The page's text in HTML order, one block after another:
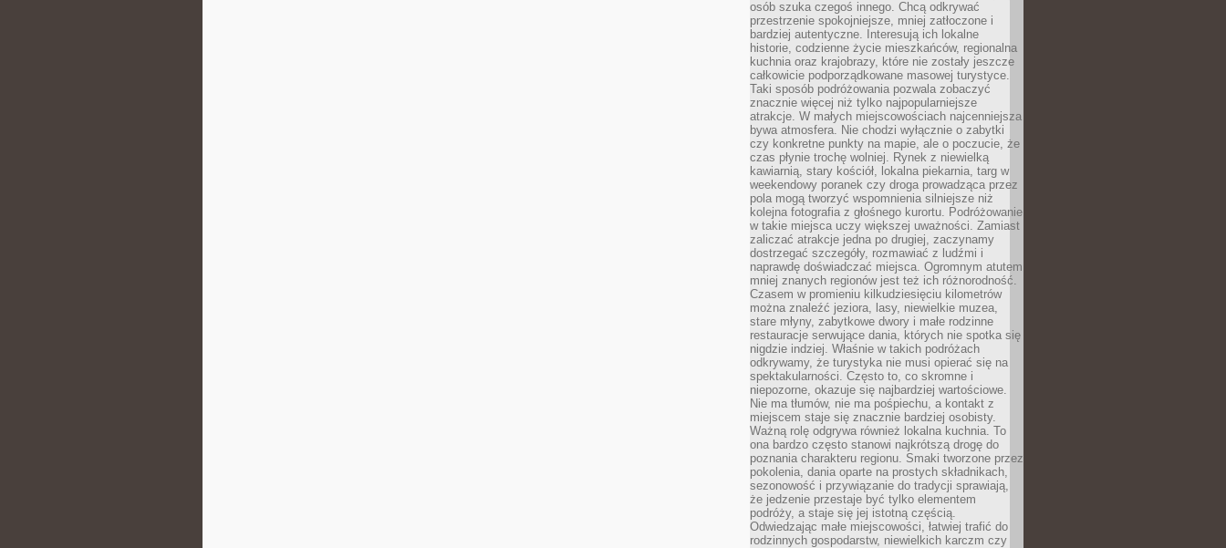
osób szuka czegoś innego. Chcą odkrywać
przestrzenie spokojniejsze, mniej zatłoczone i
bardziej autentyczne. Interesują ich lokalne
historie, codzienne życie mieszkańców, regionalna
kuchnia oraz krajobrazy, które nie zostały jeszcze
całkowicie podporządkowane masowej turystyce.
Taki sposób podróżowania pozwala zobaczyć
znacznie więcej niż tylko najpopularniejsze
atrakcje. W małych miejscowościach najcenniejsza
bywa atmosfera. Nie chodzi wyłącznie o zabytki
czy konkretne punkty na mapie, ale o poczucie, że
czas płynie trochę wolniej. Rynek z niewielką
kawiarnią, stary kościół, lokalna piekarnia, targ w
weekendowy poranek czy droga prowadząca przez
pola mogą tworzyć wspomnienia silniejsze niż
kolejna fotografia z głośnego kurortu. Podróżowanie
w takie miejsca uczy większej uważności. Zamiast
zaliczać atrakcje jedna po drugiej, zaczynamy
dostrzegać szczegóły, rozmawiać z ludźmi i
naprawdę doświadczać miejsca. Ogromnym atutem
mniej znanych regionów jest też ich różnorodność.
Czasem w promieniu kilkudziesięciu kilometrów
można znaleźć jeziora, lasy, niewielkie muzea,
stare młyny, zabytkowe dwory i małe rodzinne
restauracje serwujące dania, których nie spotka się
nigdzie indziej. Właśnie w takich podróżach
odkrywamy, że turystyka nie musi opierać się na
spektakularności. Często to, co skromne i
niepozorne, okazuje się najbardziej wartościowe.
Nie ma tłumów, nie ma pośpiechu, a kontakt z
miejscem staje się znacznie bardziej osobisty.
Ważną rolę odgrywa również lokalna kuchnia. To
ona bardzo często stanowi najkrótszą drogę do
poznania charakteru regionu. Smaki tworzone przez
pokolenia, dania oparte na prostych składnikach,
sezonowość i przywiązanie do tradycji sprawiają,
że jedzenie przestaje być tylko elementem
podróży, a staje się jej istotną częścią.
Odwiedzając małe miejscowości, łatwiej trafić do
rodzinnych gospodarstw, niewielkich karczm czy